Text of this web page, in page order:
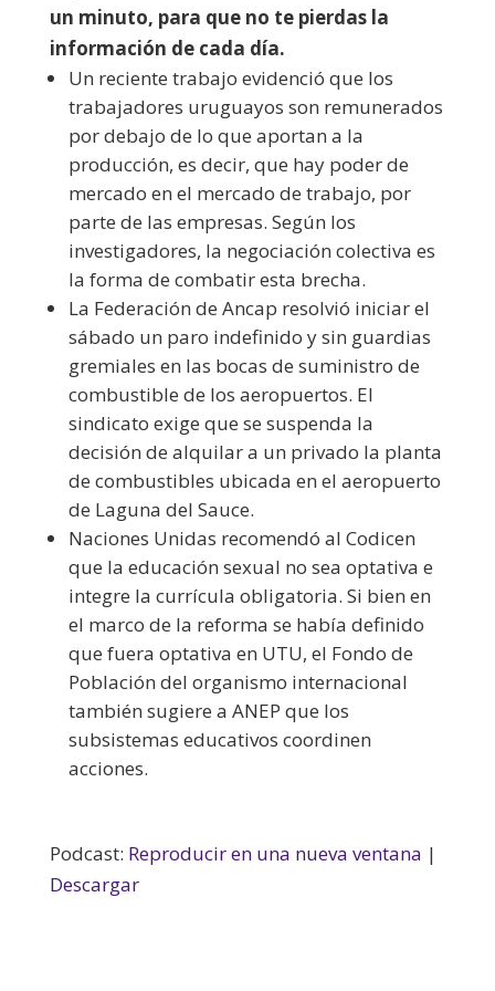
un minuto, para que no te pierdas la
información de cada día.
Un reciente trabajo evidenció que los
trabajadores uruguayos son remunerados
por debajo de lo que aportan a la
producción, es decir, que hay poder de
mercado en el mercado de trabajo, por
parte de las empresas. Según los
investigadores, la negociación colectiva es
la forma de combatir esta brecha.
La Federación de Ancap resolvió iniciar el
sábado un paro indefinido y sin guardias
gremiales en las bocas de suministro de
combustible de los aeropuertos. El
sindicato exige que se suspenda la
decisión de alquilar a un privado la planta
de combustibles ubicada en el aeropuerto
de Laguna del Sauce.
Naciones Unidas recomendó al Codicen
que la educación sexual no sea optativa e
integre la currícula obligatoria. Si bien en
el marco de la reforma se había definido
que fuera optativa en UTU, el Fondo de
Población del organismo internacional
también sugiere a ANEP que los
subsistemas educativos coordinen
acciones.
Podcast: Reproducir en una nueva ventana |
Descargar